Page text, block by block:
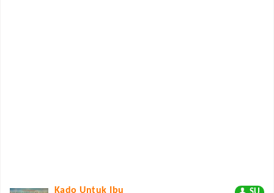
Kado Untuk Ibu